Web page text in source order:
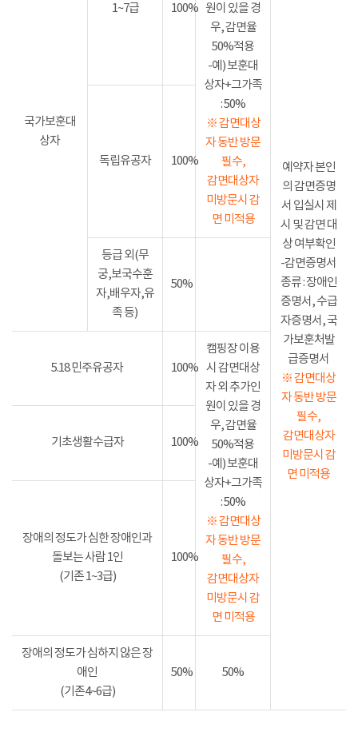
국가보훈대
상자
1~7급 100% 원이 있을 경
우, 감면율
50%적용
-예) 보훈대
상자+그가족
: 50%
※ 감면대상
자 동반 방문
필수,
감면대상자
미방문시 감
면 미적용
예약자 본인
의 감면증명
서 입실시 제
시 및 감면 대
상 여부확인
-감면증명서
종류 : 장애인
증명서, 수급
자증명서, 국
가보훈처발
급증명서
※ 감면대상
자 동반 방문
필수,
감면대상자
미방문시 감
면 미적용
독립유공자 100%
등급 외(무
궁,보국수훈
자,배우자,유
족 등)
50%
5.18 민주유공자 100%
캠핑장 이용
시 감면대상
자 외 추가인
원이 있을 경
우, 감면율
50%적용
-예) 보훈대
상자+그가족
: 50%
※ 감면대상
자 동반 방문
필수,
감면대상자
미방문시 감
면 미적용
기초생활수급자 100%
장애의 정도가 심한 장애인과
돌보는 사람 1인
(기존 1~3급)
100%
장애의 정도가 심하지 않은 장
애인
(기존4~6급)
50% 50%